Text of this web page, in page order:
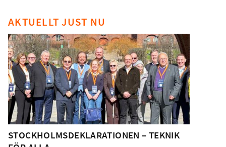
AKTUELLT JUST NU
STOCKHOLMSDEKLARATIONEN – TEKNIK